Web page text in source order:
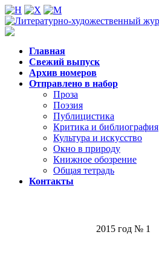
Главная
Свежий выпуск
Архив номеров
Отправлено в набор
Проза
Поэзия
Публицистика
Критика и библиография
Культура и искусство
Окно в природу
Книжное обозрение
Общая тетрадь
Контакты
2015 год № 1